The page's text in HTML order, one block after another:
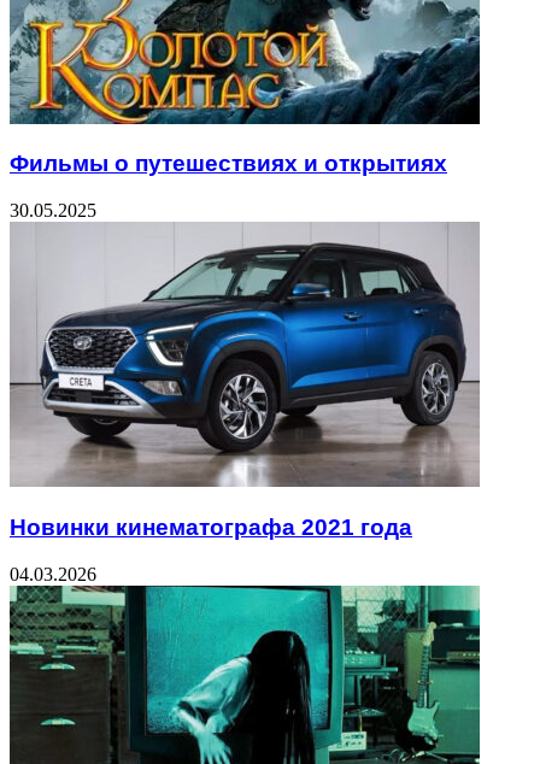
Фильмы о путешествиях и открытиях
30.05.2025
Новинки кинематографа 2021 года
04.03.2026